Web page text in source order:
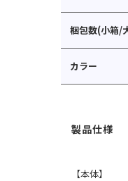
梱包数(小箱/
カラー
【本体】